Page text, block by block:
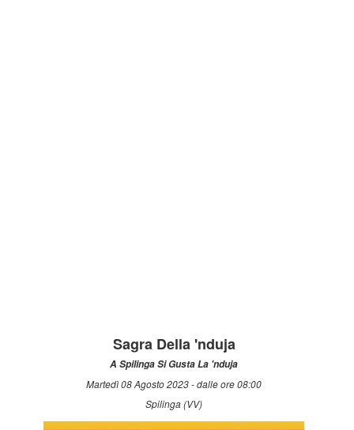
Sagra Della 'nduja
A Spilinga Si Gusta La 'nduja
Martedì 08 Agosto 2023 - dalle ore 08:00
Spilinga (VV)